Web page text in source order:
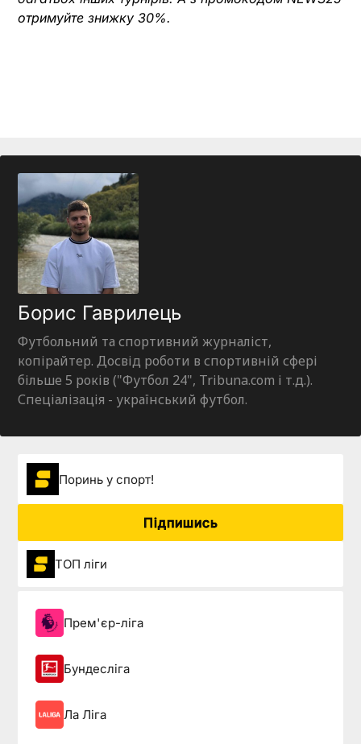
отримуйте знижку 30%.
Борис Гаврилець
Футбольний та спортивний журналіст,
копірайтер. Досвід роботи в спортивній сфері
більше 5 років ("Футбол 24", Tribuna.com і т.д.).
Спеціалізація - український футбол.
Поринь у спорт!
Підпишись
ТОП ліги
Прем'єр-ліга
Бундесліга
Ла Ліга